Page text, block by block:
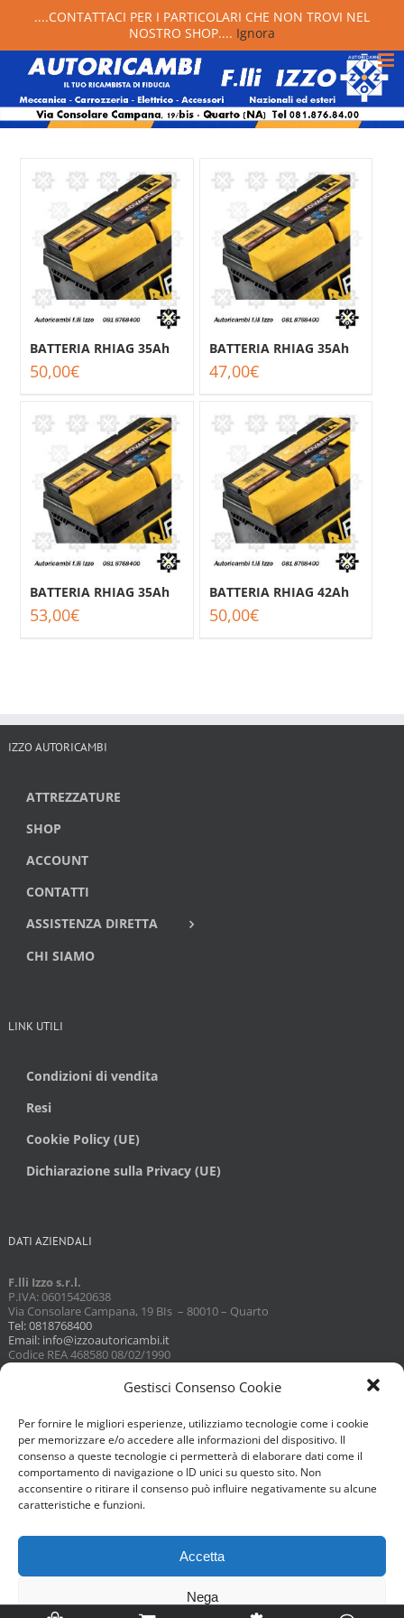
Gestisci Consenso Cookie
Per fornire le migliori esperienze, utilizziamo tecnologie come i cookie
per memorizzare e/o accedere alle informazioni del dispositivo. Il
consenso a queste tecnologie ci permetterà di elaborare dati come il
comportamento di navigazione o ID unici su questo sito. Non
acconsentire o ritirare il consenso può influire negativamente su alcune
caratteristiche e funzioni.
Accetta
Nega
BATTERIA RHIAG 35Ah
50,00€
BATTERIA RHIAG 35Ah
47,00€
BATTERIA RHIAG 35Ah
53,00€
BATTERIA RHIAG 42Ah
50,00€
IZZO AUTORICAMBI
ATTREZZATURE
SHOP
ACCOUNT
CONTATTI
ASSISTENZA DIRETTA
CHI SIAMO
LINK UTILI
Condizioni di vendita
Resi
Cookie Policy (UE)
Dichiarazione sulla Privacy (UE)
DATI AZIENDALI
F.lli Izzo s.r.l.
P.IVA: 06015420638
Via Consolare Campana, 19 BIs – 80010 – Quarto
Tel: 0818768400
Email: info@izzoautoricambi.it
Codice REA 468580 08/02/1990
Capitale sociale 3098,74
....CONTATTACI PER I PARTICOLARI CHE NON TROVI NEL
NOSTRO SHOP.... Ignora